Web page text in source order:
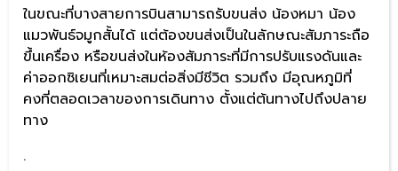
ในขณะที่บางสายการบินสามารถรับขนส่ง น้องหมา น้อง
แมวพันธ์จมูกสั้นได้ แต่ต้องขนส่งเป็นในลักษณะสัมภาระถือ
ขึ้นเครื่อง หรือขนส่งในห้องสัมภาระที่มีการปรับแรงดันและ
ค่าออกซิเยนที่เหมาะสมต่อสิ่งมีชีวิต รวมถึง มีอุณหภูมิที่
คงที่ตลอดเวลาของการเดินทาง ตั้งแต่ต้นทางไปถึงปลาย
ทาง
.